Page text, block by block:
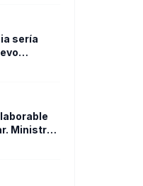
sería
Nacional
Ministro